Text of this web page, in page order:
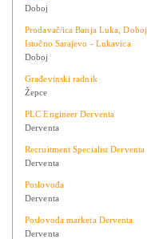
Doboj
Prodavač/ica Banja Luka, Doboj,
Istočno Sarajevo - Lukavica
Doboj
Građevinski radnik
Žepce
PLC Engineer Derventa
Derventa
Recruitment Specialist Derventa
Derventa
Poslovođa
Derventa
Poslovođa marketa Derventa
Derventa